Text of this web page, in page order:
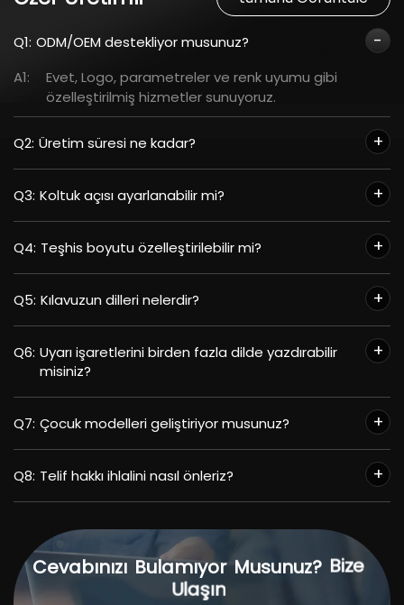
Q1: ODM/OEM destekliyor musunuz?
A1:
Evet, Logo, parametreler ve renk uyumu gibi
özelleştirilmiş hizmetler sunuyoruz.
Q2: Üretim süresi ne kadar?
Q3: Koltuk açısı ayarlanabilir mi?
Q4: Teşhis boyutu özelleştirilebilir mi?
Q5: Kılavuzun dilleri nelerdir?
Q6: Uyarı işaretlerini birden fazla dilde yazdırabilir
misiniz?
Q7: Çocuk modelleri geliştiriyor musunuz?
Q8: Telif hakkı ihlalini nasıl önleriz?
Cevabınızı Bulamıyor Musunuz? Bize
Ulaşın